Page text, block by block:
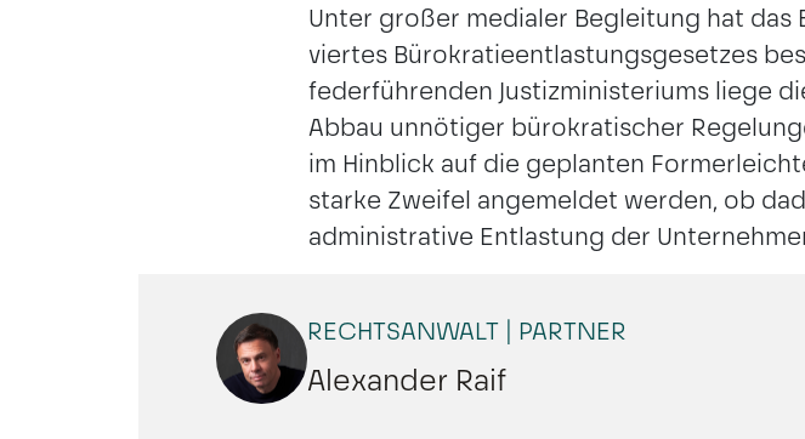
Unter großer medialer Begleitung hat
viertes Bürokratieentlastungsgesetzes
federführenden Justizministeriums liege
Abbau unnötiger bürokratischer
im Hinblick auf die geplanten
starke Zweifel angemeldet werden, ob
administrative Entlastung der
RECHTSANWALT | PARTNER
Alexander Raif